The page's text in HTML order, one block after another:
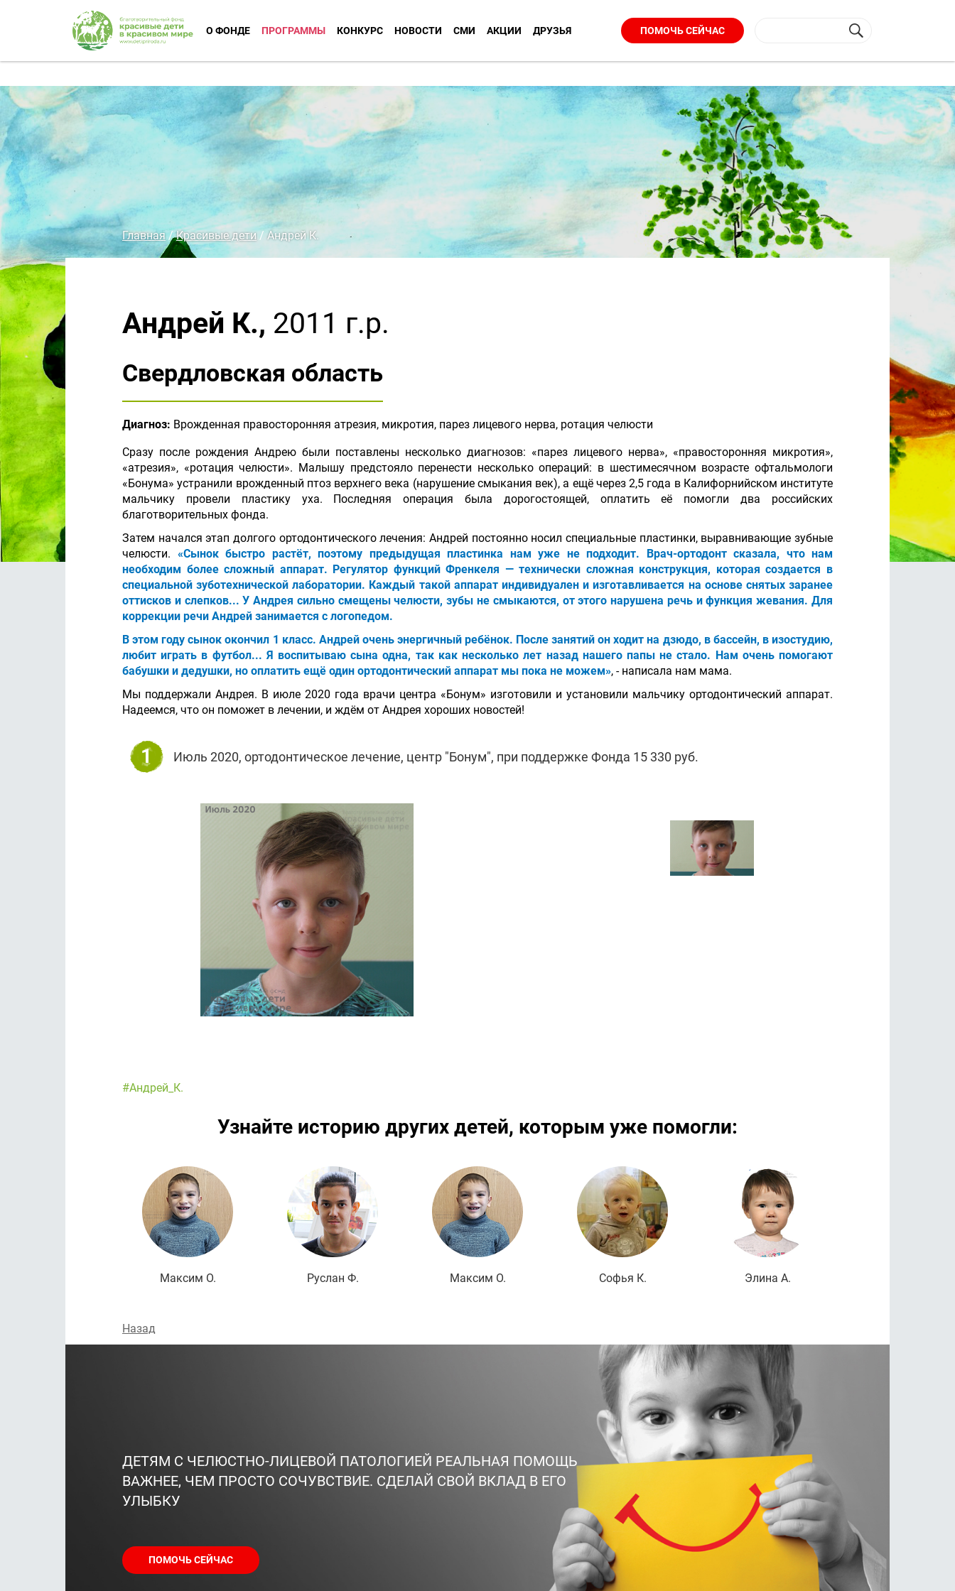
О ФОНДЕ ПРОГРАММЫ КОНКУРС НОВОСТИ СМИ АКЦИИ ДРУЗЬЯ ПОМОЧЬ СЕЙЧАС
Главная/Красивые дети/Андрей К.
Андрей К., 2011 г.р.
Свердловская область
Диагноз: Врожденная правосторонняя атрезия, микротия, парез лицевого нерва, ротация челюсти
Сразу после рождения Андрею были поставлены несколько диагнозов: «парез лицевого нерва», «правосторонняя микротия»,
«атрезия», «ротация челюсти». Малышу предстояло перенести несколько операций: в шестимесячном возрасте офтальмологи
«Бонума» устранили врожденный птоз верхнего века (нарушение смыкания век), а ещё через 2,5 года в Калифорнийском институте
мальчику провели пластику уха. Последняя операция была дорогостоящей, оплатить её помогли два российских
благотворительных фонда.
Затем начался этап долгого ортодонтического лечения: Андрей постоянно носил специальные пластинки, выравнивающие зубные
челюсти. «Сынок быстро растёт, поэтому предыдущая пластинка нам уже не подходит. Врач-ортодонт сказала, что нам
необходим более сложный аппарат. Регулятор функций Френкеля — технически сложная конструкция, которая создается в
специальной зуботехнической лаборатории. Каждый такой аппарат индивидуален и изготавливается на основе снятых заранее
оттисков и слепков... У Андрея сильно смещены челюсти, зубы не смыкаются, от этого нарушена речь и функция жевания. Для
коррекции речи Андрей занимается с логопедом.
В этом году сынок окончил 1 класс. Андрей очень энергичный ребёнок. После занятий он ходит на дзюдо, в бассейн, в изостудию,
любит играть в футбол... Я воспитываю сына одна, так как несколько лет назад нашего папы не стало. Нам очень помогают
бабушки и дедушки, но оплатить ещё один ортодонтический аппарат мы пока не можем», - написала нам мама.
Мы поддержали Андрея. В июле 2020 года врачи центра «Бонум» изготовили и установили мальчику ортодонтический аппарат.
Надеемся, что он поможет в лечении, и ждём от Андрея хороших новостей!
1 Июль 2020, ортодонтическое лечение, центр "Бонум", при поддержке Фонда 15 330 руб.
#Андрей_К.
Узнайте историю других детей, которым уже помогли:
Максим О.
Подробнее
Руслан Ф.
Подробнее
Максим О.
Подробнее
Софья К.
Подробнее
Элина А.
Назад
ДЕТЯМ С ЧЕЛЮСТНО-ЛИЦЕВОЙ ПАТОЛОГИЕЙ РЕАЛЬНАЯ ПОМОЩЬ
ВАЖНЕЕ, ЧЕМ ПРОСТО СОЧУВСТВИЕ. СДЕЛАЙ СВОЙ ВКЛАД В ЕГО
УЛЫБКУ
ПОМОЧЬ СЕЙЧАС